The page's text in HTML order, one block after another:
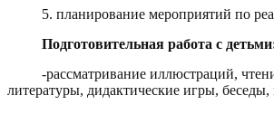
5. планирование мероприятий по
Подготовительная работа с
-рассматривание иллюстраций,
литературы, дидактические игры,